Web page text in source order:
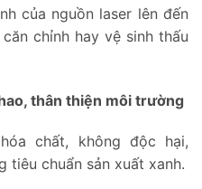
của nguồn laser lên đến
chỉnh hay vệ sinh thấu
thân thiện môi trường
chất, không độc hại,
tiêu chuẩn sản xuất xanh.